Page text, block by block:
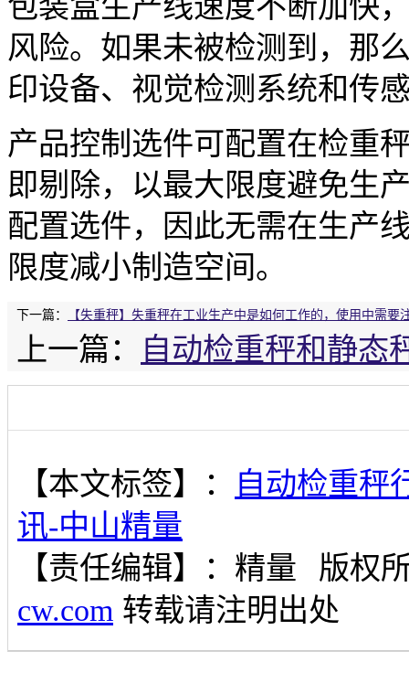
包装盒生产线速度不断加快
风险。如果未被检测到，那
印设备、视觉检测系统和传
产品控制选件可配置在检重
即剔除，以最大限度避免生
配置选件，因此无需在生产
限度减小制造空间。
下一篇： 【失重秤】失重秤在工业生产中是如何工作的，使用中需要
上一篇： 自动检重秤和静态
【本文标签】：
自动检重秤
讯-中山精量
【责任编辑】： 精量
版权
cw.com 转载请注明出处